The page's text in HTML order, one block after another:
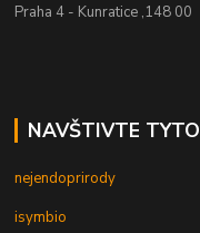
Praha 4 - Kunratice ,148 00
NAVŠTIVTE
nejendoprirody
isymbio